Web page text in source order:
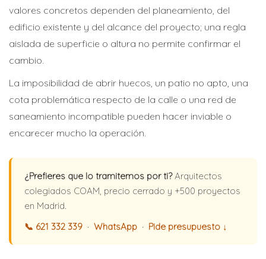
valores concretos dependen del planeamiento, del
edificio existente y del alcance del proyecto; una regla
aislada de superficie o altura no permite confirmar el
cambio.
La imposibilidad de abrir huecos, un patio no apto, una
cota problemática respecto de la calle o una red de
saneamiento incompatible pueden hacer inviable o
encarecer mucho la operación.
¿Prefieres que lo tramitemos por ti?Arquitectos
colegiados COAM, precio cerrado y +500 proyectos
en Madrid.
📞 621 332 339 · WhatsApp · Pide presupuesto ↓